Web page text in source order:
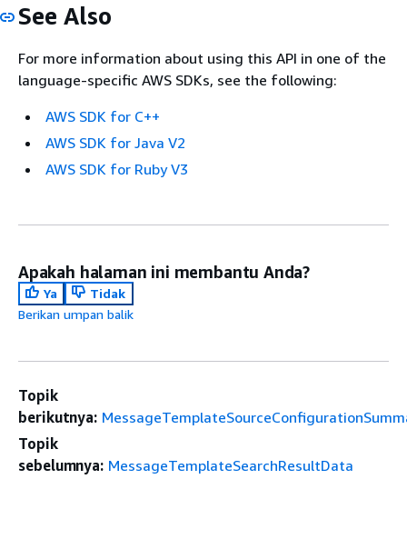
See Also
For more information about using this API in one of the
language-specific AWS SDKs, see the following:
AWS SDK for C++
AWS SDK for Java V2
AWS SDK for Ruby V3
Apakah halaman ini membantu Anda?
Ya
Tidak
Berikan umpan balik
Topik
berikutnya:
Topik
sebelumnya: MessageTemplateSearchResultData